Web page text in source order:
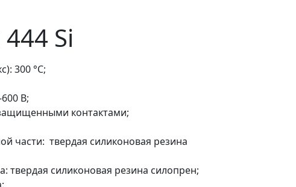
Si
300 °С;
В;
контактами;
части: твердая силиконовая резина
твердая силиконовая резина силопрен;